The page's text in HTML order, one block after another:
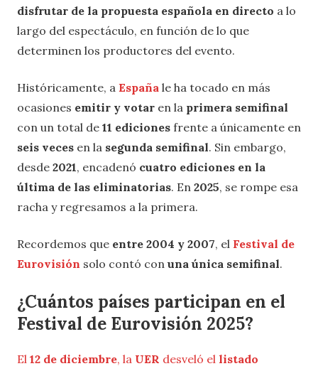
disfrutar de la propuesta española en directo a lo
largo del espectáculo, en función de lo que
determinen los productores del evento.
Históricamente, a España le ha tocado en más
ocasiones emitir y votar en la primera semifinal
con un total de 11 ediciones frente a únicamente en
seis veces en la segunda semifinal. Sin embargo,
desde 2021, encadenó cuatro ediciones en la
última de las eliminatorias. En 2025, se rompe esa
racha y regresamos a la primera.
Recordemos que entre 2004 y 2007, el Festival de
Eurovisión solo contó con una única semifinal.
¿Cuántos países participan en el
Festival de Eurovisión 2025?
El 12 de diciembre, la UER desveló el listado